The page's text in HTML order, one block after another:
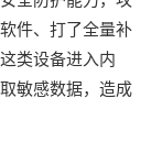
件、打了全量补
类设备进入内
敏感数据，造成